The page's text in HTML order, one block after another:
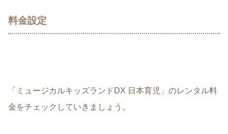
料金設定
「ミュージカルキッズランドDX 日本育児」のレンタル料
金をチェックしていきましょう。